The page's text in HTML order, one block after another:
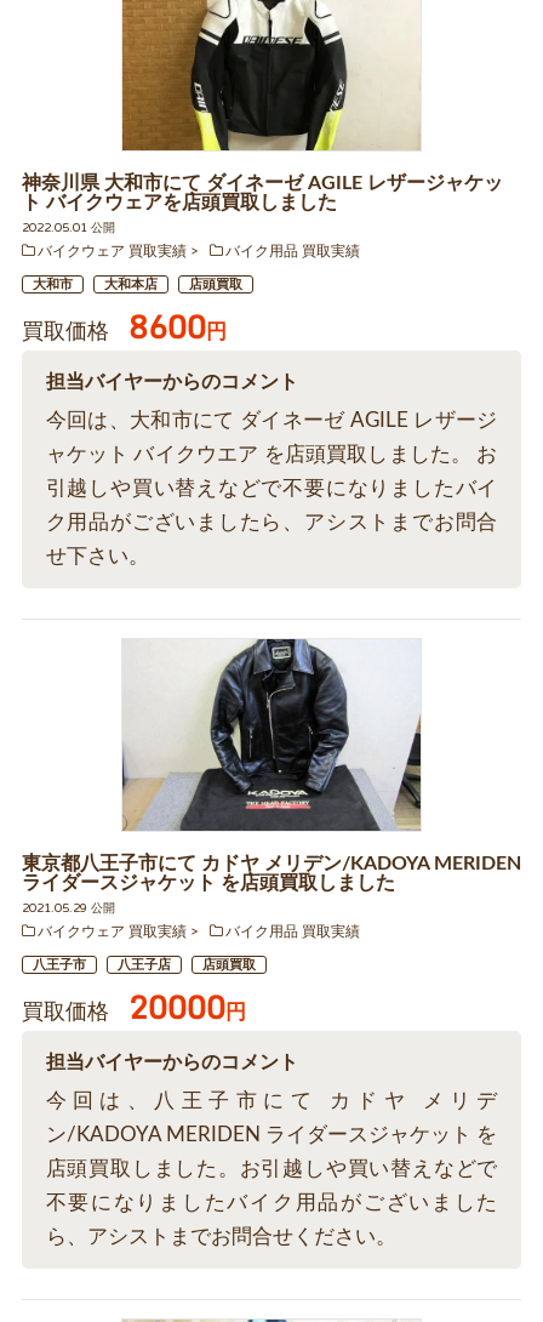
神奈川県 大和市にて ダイネーゼ AGILE レザージャケッ
ト バイクウェアを店頭買取しました
2022.05.01 公開
バイクウェア 買取実績
バイク用品 買取実績
大和市 大和本店 店頭買取
買取価格 8600円
担当バイヤーからのコメント
今回は、大和市にて ダイネーゼ AGILE レザージ
ャケット バイクウエア を店頭買取しました。 お
引越しや買い替えなどで不要になりましたバイ
ク用品がございましたら、アシストまでお問合
せ下さい。
東京都八王子市にて カドヤ メリデン/KADOYA MERIDEN
ライダースジャケット を店頭買取しました
2021.05.29 公開
バイクウェア 買取実績
バイク用品 買取実績
八王子市 八王子店 店頭買取
買取価格 20000円
担当バイヤーからのコメント
今回は、八王子市にて カドヤ メリデ
ン/KADOYA MERIDEN ライダースジャケット を
店頭買取しました。お引越しや買い替えなどで
不要になりましたバイク用品がございました
ら、アシストまでお問合せください。